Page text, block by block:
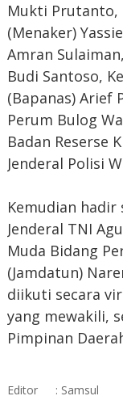
Mukti Prutanto,
(Menaker)
Amran
Budi Santoso,
(Bapanas) Arief
Perum Bulog
Badan Reserse
Jenderal Polisi
Kemudian hadir
Jenderal TNI
Muda Bidang
(Jamdatun)
diikuti secara
yang mewakili,
Pimpinan
Editor : Samsul